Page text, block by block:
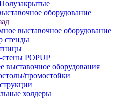
Полузакрытые
оборудование
выставочное оборудование
стенды
стены POPUP
выставочное оборудования
промостойки
холдеры